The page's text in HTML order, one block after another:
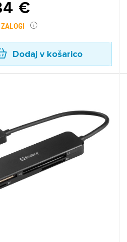
€
Dodaj v košarico